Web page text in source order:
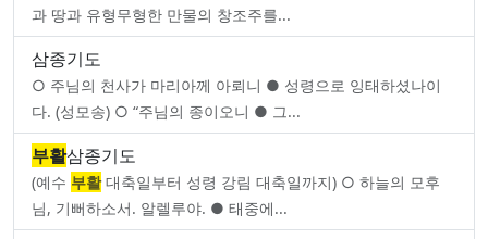
과 땅과 유형무형한 만물의 창조주를...
삼종기도
○ 주님의 천사가 마리아께 아뢰니 ● 성령으로 잉태하셨나이
다. (성모송) ○ “주님의 종이오니 ● 그...
부활삼종기도
(예수 부활대축일부터 성령 강림 대축일까지) ○ 하늘의 모후
님, 기뻐하소서. 알렐루야. ● 태중에...